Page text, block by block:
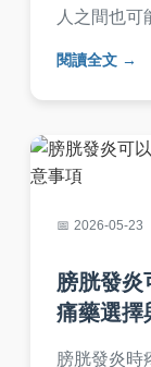
人之間也可
群、症狀、
格和常見問
閱讀全文
2026-05-23
膀胱發炎
痛藥選擇
膀胱發炎時